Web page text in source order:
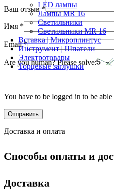
LED лампы
Лампы MR 16
Светильники
Светильники MR 16
Вставка | Микроплинтус
Инструмент | Шпатели
Электротовары
Торцевые заглушки
Ваш отзыв*
Имя *
Email*
Are you human? Please solve:
You have to be logged in to be
Доставка и оплата
Способы оплаты и
Доставка